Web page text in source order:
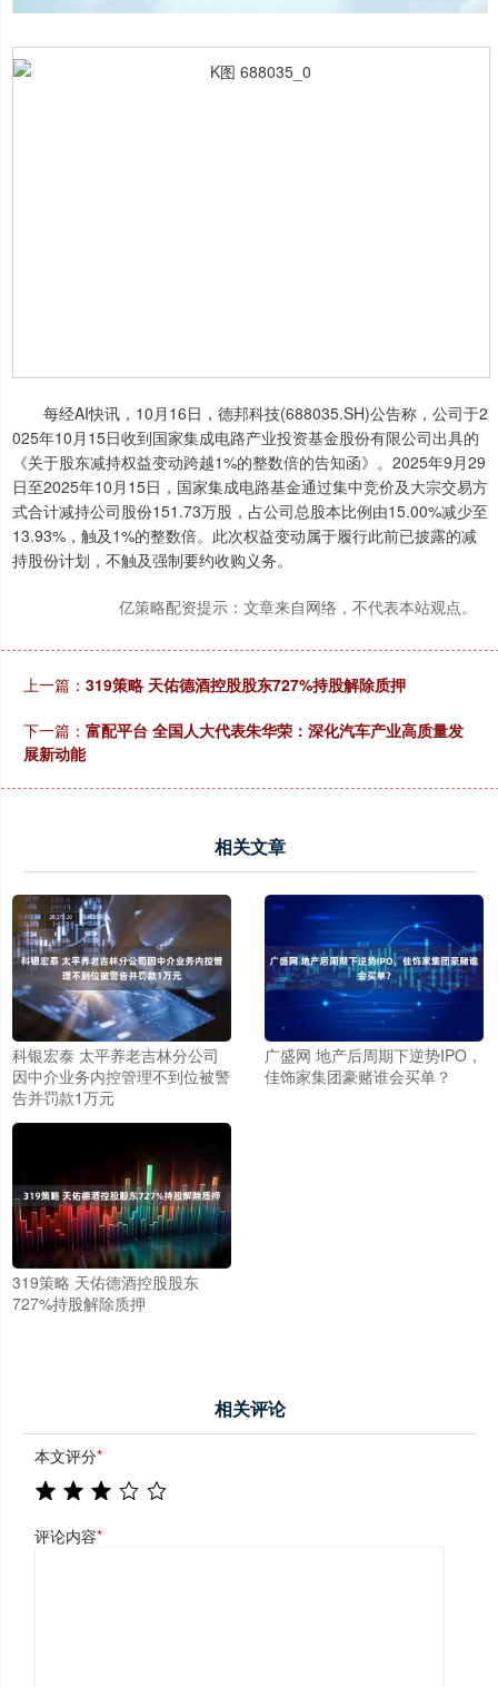
每经AI快讯，10月16日，德邦科技(688035.SH)公告称，公司于2
025年10月15日收到国家集成电路产业投资基金股份有限公司出具的
《关于股东减持权益变动跨越1%的整数倍的告知函》。2025年9月29
日至2025年10月15日，国家集成电路基金通过集中竞价及大宗交易方
式合计减持公司股份151.73万股，占公司总股本比例由15.00%减少至
13.93%，触及1%的整数倍。此次权益变动属于履行此前已披露的减
持股份计划，不触及强制要约收购义务。
亿策略配资提示：文章来自网络，不代表本站观点。
上一篇： 319策略 天佑德酒控股股东727%持股解除质押
下一篇： 富配平台 全国人大代表朱华荣：深化汽车产业高质量发
展新动能
相关文章
科银宏泰 太平养老吉林分公司
因中介业务内控管理不到位被警
告并罚款1万元
广盛网 地产后周期下逆势IPO，
佳饰家集团豪赌谁会买单？
319策略 天佑德酒控股股东
727%持股解除质押
相关评论
本文评分*
评论内容*